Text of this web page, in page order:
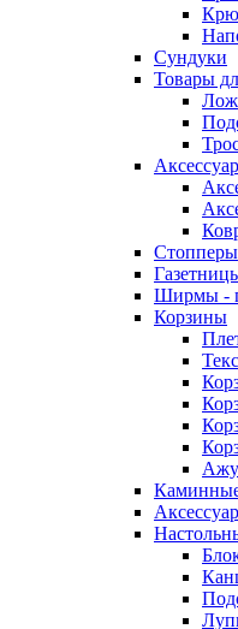
Сундуки
Товары
Стопперы
Ширмы -
Корзины